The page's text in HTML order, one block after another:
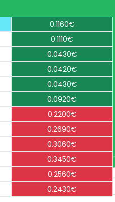
0.1160€
0.1110€
0.0430€
0.0420€
0.0430€
0.0920€
0.2200€
0.2690€
0.3060€
0.3450€
0.2560€
0.2430€